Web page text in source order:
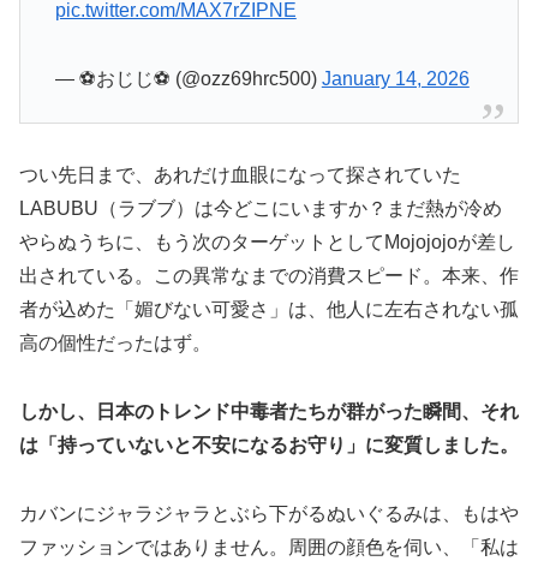
pic.twitter.com/MAX7rZIPNE
— ⚽おじじ⚽ (@ozz69hrc500) January 14, 2026
つい先日まで、あれだけ血眼になって探されていた
LABUBU（ラブブ）は今どこにいますか？まだ熱が冷め
やらぬうちに、もう次のターゲットとしてMojojojoが差し
出されている。この異常なまでの消費スピード。本来、作
者が込めた「媚びない可愛さ」は、他人に左右されない孤
高の個性だったはず。
しかし、日本のトレンド中毒者たちが群がった瞬間、それ
は「持っていないと不安になるお守り」に変質しました。
カバンにジャラジャラとぶら下がるぬいぐるみは、もはや
ファッションではありません。周囲の顔色を伺い、「私は